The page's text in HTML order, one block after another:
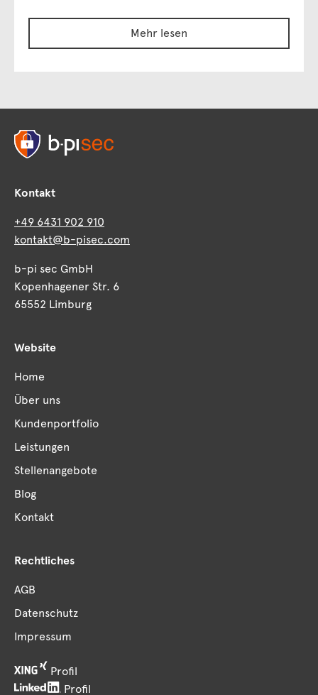
Mehr lesen
Kontakt
+49 6431 902 910
kontakt@b-pisec.com
b-pi sec GmbH
Kopenhagener Str. 6
65552 Limburg
Website
Home
Über uns
Kundenportfolio
Leistungen
Stellenangebote
Blog
Kontakt
Rechtliches
AGB
Datenschutz
Impressum
Profil
Profil